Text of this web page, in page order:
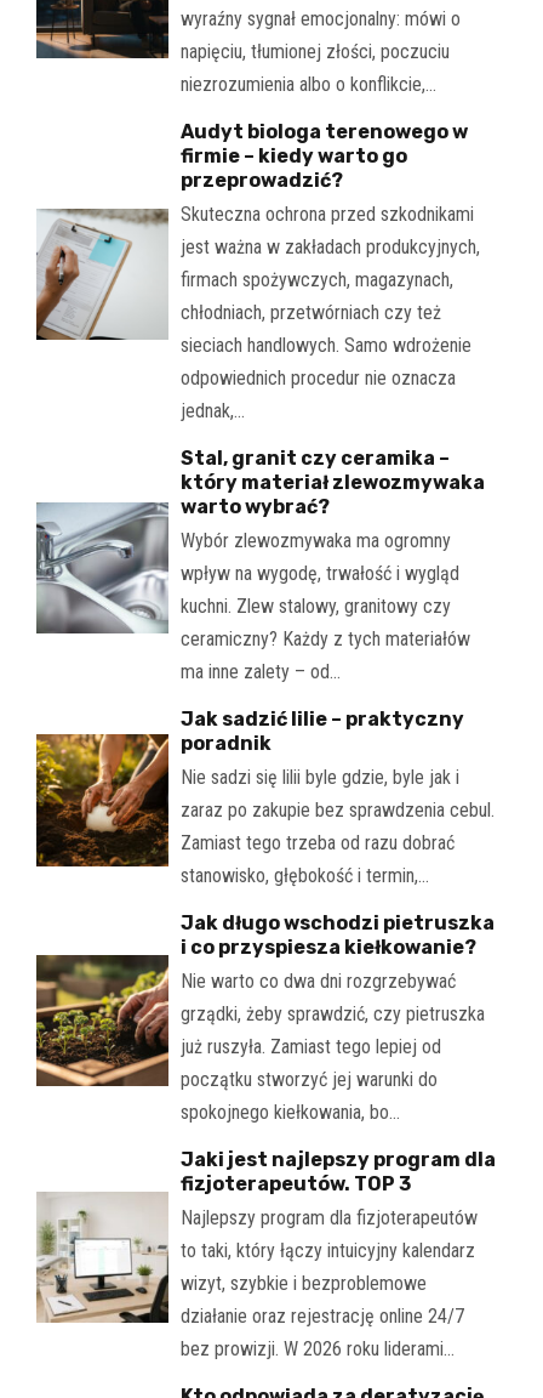
wyraźny sygnał emocjonalny: mówi o
napięciu, tłumionej złości, poczuciu
niezrozumienia albo o konflikcie,…
Audyt biologa terenowego w
firmie – kiedy warto go
przeprowadzić?
Skuteczna ochrona przed szkodnikami
jest ważna w zakładach produkcyjnych,
firmach spożywczych, magazynach,
chłodniach, przetwórniach czy też
sieciach handlowych. Samo wdrożenie
odpowiednich procedur nie oznacza
jednak,…
Stal, granit czy ceramika –
który materiał zlewozmywaka
warto wybrać?
Wybór zlewozmywaka ma ogromny
wpływ na wygodę, trwałość i wygląd
kuchni. Zlew stalowy, granitowy czy
ceramiczny? Każdy z tych materiałów
ma inne zalety – od…
Jak sadzić lilie – praktyczny
poradnik
Nie sadzi się lilii byle gdzie, byle jak i
zaraz po zakupie bez sprawdzenia cebul.
Zamiast tego trzeba od razu dobrać
stanowisko, głębokość i termin,…
Jak długo wschodzi pietruszka
i co przyspiesza kiełkowanie?
Nie warto co dwa dni rozgrzebywać
grządki, żeby sprawdzić, czy pietruszka
już ruszyła. Zamiast tego lepiej od
początku stworzyć jej warunki do
spokojnego kiełkowania, bo…
Jaki jest najlepszy program dla
fizjoterapeutów. TOP 3
Najlepszy program dla fizjoterapeutów
to taki, który łączy intuicyjny kalendarz
wizyt, szybkie i bezproblemowe
działanie oraz rejestrację online 24/7
bez prowizji. W 2026 roku liderami…